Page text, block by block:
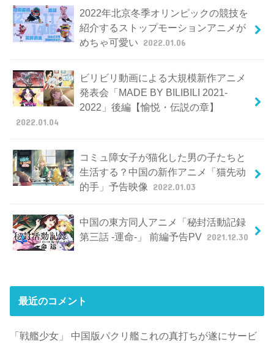
2022年北京冬季オリンピックの競技を
紹介するストップモーションアニメが
めちゃ可愛い 2022.01.06
ビリビリ動画による大規模新作アニメ
発表会「MADE BY BILIBILI 2021-
2022」後編【愉悦・伝説の章】
2022.01.04
コミュ障女子が猫化した男の子たちと
生活する？中国の新作アニメ「猫先动
的手」予告映像
2022.01.03
中国の東方同人アニメ「秘封活動記録
第三話 -運命-」 前編予告PV 2021.12.30
最近のコメント
「戦艦少女」 中国版パクリ艦これの真打ちが遂にサービ